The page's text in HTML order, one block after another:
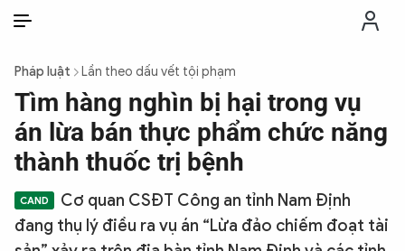
THỜI SỰ
CHỐNG DIỄN BIẾN HÒA BÌNH
CÔNG AN TRONG LÒNG DÂN
Pháp luật Lần theo dấu vết tội phạm
Tìm hàng nghìn bị hại trong vụ
án lừa bán thực phẩm chức năng
thành thuốc trị bệnh
Cơ quan CSĐT Công an tỉnh Nam Định
đang thụ lý điều ra vụ án “Lừa đảo chiếm đoạt tài